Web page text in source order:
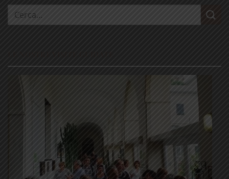
Cerca: